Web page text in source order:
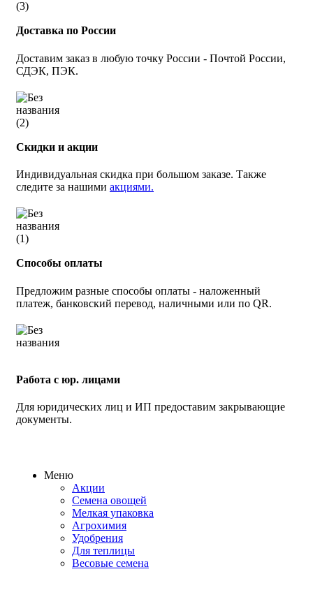
Доставка по России
Доставим заказ в любую точку России - Почтой России,
СДЭК, ПЭК.
Скидки и акции
Индивидуальная скидка при большом заказе. Также
следите за нашими акциями.
Способы оплаты
Предложим разные способы оплаты - наложенный
платеж, банковский перевод, наличными или по QR.
Работа с юр. лицами
Для юридических лиц и ИП предоставим закрывающие
документы.
Меню
Акции
Семена овощей
Мелкая упаковка
Агрохимия
Удобрения
Для теплицы
Весовые семена